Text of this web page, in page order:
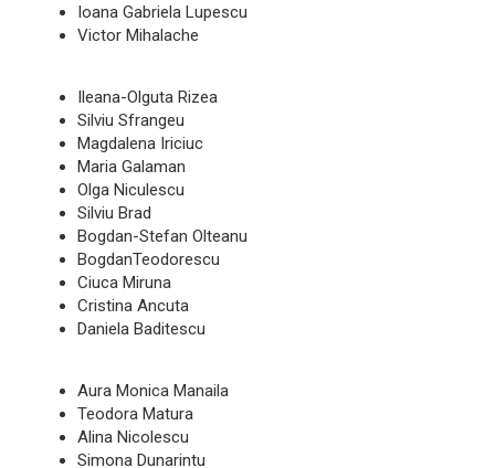
Ioana Gabriela Lupescu
Victor Mihalache
Ileana-Olguta Rizea
Silviu Sfrangeu
Magdalena Iriciuc
Maria Galaman
Olga Niculescu
Silviu Brad
Bogdan-Stefan Olteanu
BogdanTeodorescu
Ciuca Miruna
Cristina Ancuta
Daniela Baditescu
Aura Monica Manaila
Teodora Matura
Alina Nicolescu
Simona Dunarintu